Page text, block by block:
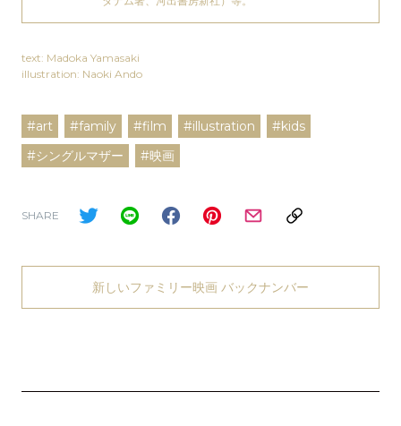
text: Madoka Yamasaki
illustration: Naoki Ando
#art #family #film #illustration
#kids
#シングルマザー
#映画
SHARE
新しいファミリー映画 バックナンバー